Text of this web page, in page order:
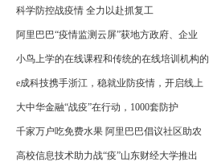
科学防控战疫情 全力以赴抓复工
阿里巴巴“疫情监测云屏”获地方政府、企业
小鸟上学的在线课程和传统的在线培训机构的
e成科技携手浙江，稳就业防疫情，开启线上
大中华金融“战疫”在行动，1000套防护
千家万户吃免费水果 阿里巴巴倡议社区助农
高校信息技术助力战“疫”山东财经大学推出